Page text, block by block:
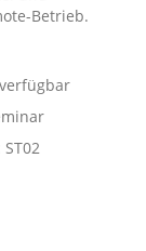
Betrieb.